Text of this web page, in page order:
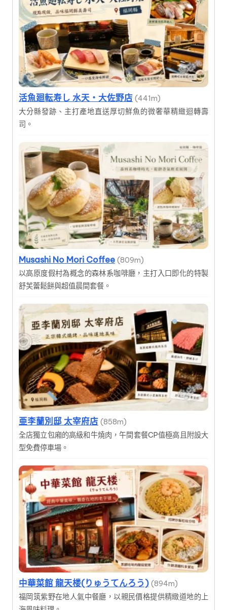
活魚廻転寿し 水天・大佐野店 (441m)
大分縣發跡、主打產地直送厚切鮮魚的微奢華精緻迴轉壽
司。
Musashi No Mori Coffee (809m)
以高原度假村為概念的森林系咖啡廳，主打入口即化的特製
舒芙蕾鬆餅與超值晨間套餐。
亜李蘭別邸 太宰府店 (858m)
全店獨立包廂的高級和牛燒肉，午間套餐CP值極高且附設大
型免費停車場。
中華菜館 龍天楼(りゅうてんろう) (894m)
福岡筑紫野在地人氣中餐廳，以親民價格提供精緻道地的上